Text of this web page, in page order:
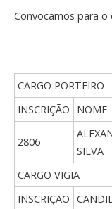
Convocamos para
CARGO PORTEIRO
INSCRIÇÃO
NOME
2806
SILVA
CARGO VIGIA
INSCRIÇÃO